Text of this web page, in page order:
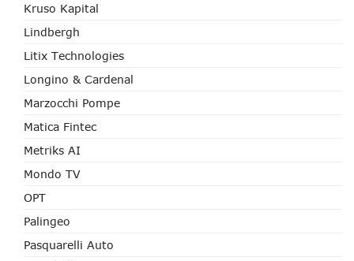
Kruso Kapital
Lindbergh
Litix Technologies
Longino & Cardenal
Marzocchi Pompe
Matica Fintec
Metriks AI
Mondo TV
OPT
Palingeo
Pasquarelli Auto